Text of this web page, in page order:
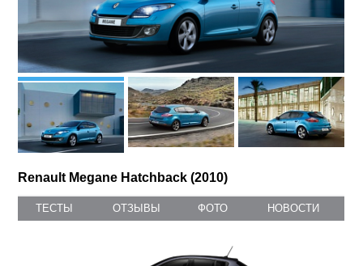
Renault Megane Hatchback (2010)
ТЕСТЫ ОТЗЫВЫ ФОТО НОВОСТИ